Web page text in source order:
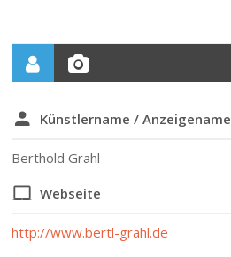
Künstlername / Anzeigename
Berthold Grahl
Webseite
http://www.bertl-grahl.de